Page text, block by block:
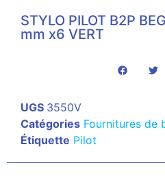
STYLO PILOT B2P
mm x6 VERT
UGS 3550V
Catégories Fournitures de
Étiquette Pilot